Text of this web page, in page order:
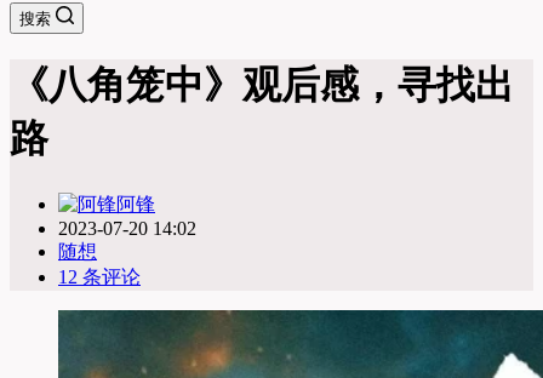
搜索
《八角笼中》观后感，寻找出
路
阿锋
2023-07-20 14:02
随想
12 条评论